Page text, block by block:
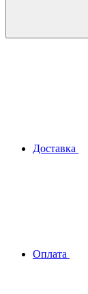
Доставка
Оплата